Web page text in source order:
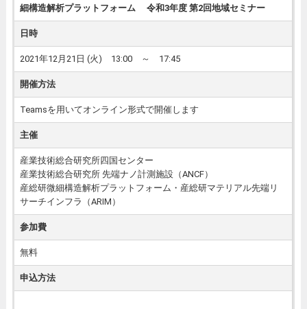
細構造解析プラットフォーム 令和3年度 第2回地域セミナー
日時
2021年12月21日 (火) 13:00 ～ 17:45
開催方法
Teamsを用いてオンライン形式で開催します
主催
産業技術総合研究所四国センター
産業技術総合研究所 先端ナノ計測施設（ANCF）
産総研微細構造解析プラットフォーム・産総研マテリアル先端リ
サーチインフラ（ARIM）
参加費
無料
申込方法